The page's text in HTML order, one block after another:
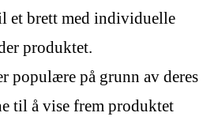
et brett med individuelle
produktet.
populære på grunn av deres
til å vise frem produktet